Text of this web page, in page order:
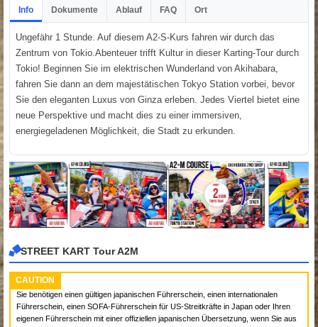
Info Dokumente Ablauf FAQ Ort
Ungefähr 1 Stunde. Auf diesem A2-S-Kurs fahren wir durch das
Zentrum von Tokio.Abenteuer trifft Kultur in dieser Karting-Tour durch
Tokio! Beginnen Sie im elektrischen Wunderland von Akihabara,
fahren Sie dann an dem majestätischen Tokyo Station vorbei, bevor
Sie den eleganten Luxus von Ginza erleben. Jedes Viertel bietet eine
neue Perspektive und macht dies zu einer immersiven,
energiegeladenen Möglichkeit, die Stadt zu erkunden.
STREET KART Tour A2M
CAUTION
Sie benötigen einen gültigen japanischen Führerschein, einen internationalen
Führerschein, einen SOFA-Führerschein für US-Streitkräfte in Japan oder Ihren
eigenen Führerschein mit einer offiziellen japanischen Übersetzung, wenn Sie aus